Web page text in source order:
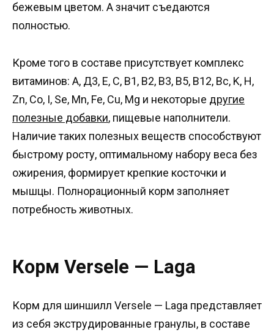
бежевым цветом. А значит съедаются
полностью.
Кроме того в составе присутствует комплекс
витаминов: А, Д3, Е, C, B1, B2, B3, B5, B12, Bc, K, H,
Zn, Co, I, Se, Mn, Fe, Cu, Mg и некоторые другие
полезные добавки, пищевые наполнители.
Наличие таких полезных веществ способствуют
быстрому росту, оптимальному набору веса без
ожирения, формирует крепкие косточки и
мышцы. Полнорационный корм заполняет
потребность животных.
Корм Versele — Laga
Корм для шиншилл Versele — Laga представляет
из себя экструдированные гранулы, в составе